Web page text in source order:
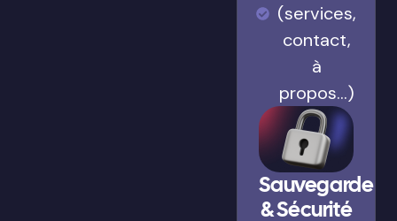
(services,
contact,
à
propos…)
Sauvegarde
& Sécurité